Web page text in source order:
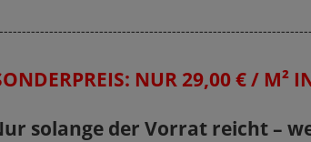
NUR 29,00 € /
solange der Vorrat reicht –